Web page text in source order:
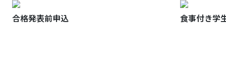
合格発表前申込 食事付き学